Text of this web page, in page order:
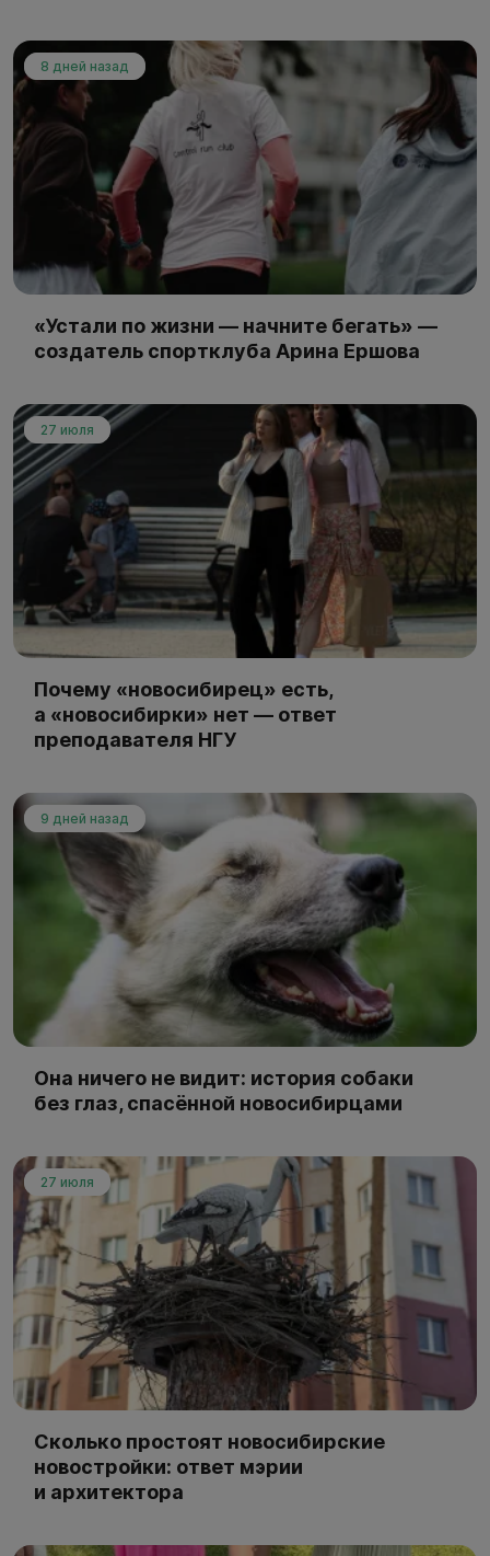
8 дней назад
«Устали по жизни — начните бегать» —
создатель спортклуба Арина Ершова
27 июля
Почему «новосибирец» есть,
а «новосибирки» нет — ответ
преподавателя НГУ
9 дней назад
Она ничего не видит: история собаки
без глаз, спасённой новосибирцами
27 июля
Сколько простоят новосибирские
новостройки: ответ мэрии
и архитектора